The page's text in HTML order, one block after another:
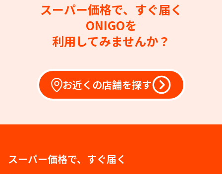
スーパー価格で、すぐ届く
ONIGOを
利用してみませんか？
お近くの店舗を探す
スーパー価格で、すぐ届く